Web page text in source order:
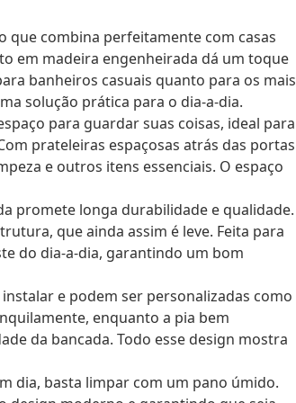
que combina perfeitamente com casas
em madeira engenheirada dá um toque
banheiros casuais quanto para os mais
solução prática para o dia-a-dia.
para guardar suas coisas, ideal para
prateleiras espaçosas atrás das portas
e outros itens essenciais. O espaço
promete longa durabilidade e qualidade.
que ainda assim é leve. Feita para
do dia-a-dia, garantindo um bom
e podem ser personalizadas como
enquanto a pia bem
da bancada. Todo esse design mostra
dia, basta limpar com um pano úmido.